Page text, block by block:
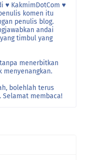
♥ KakmimDotCom ♥
komen itu
penulis blog.
andai
timbul yang
menerbitkan
menyenangkan.
bolehlah terus
membaca!